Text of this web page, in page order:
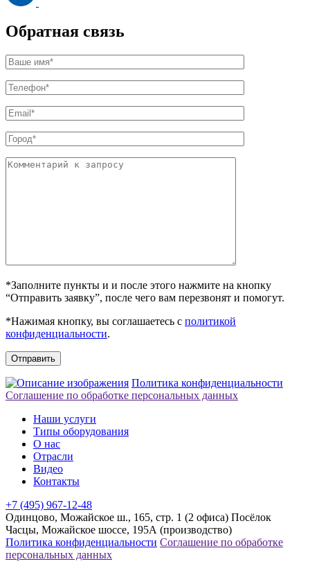
Обратная связь
*Заполните пункты и и после этого нажмите на кнопку
“Отправить заявку”, после чего вам перезвонят и помогут.
*Нажимая кнопку, вы соглашаетесь с политикой
конфиденциальности.
Отправить
Политика конфиденциальности
Соглашение по обработке персональных данных
Наши услуги
Типы оборудования
О нас
Отрасли
Видео
Контакты
+7 (495) 967-12-48
Одинцово, Можайское ш., 165, стр. 1 (2 офиса) Посёлок
Часцы, Можайское шоссе, 195А (производство)
Политика конфиденциальности Соглашение по обработке
персональных данных